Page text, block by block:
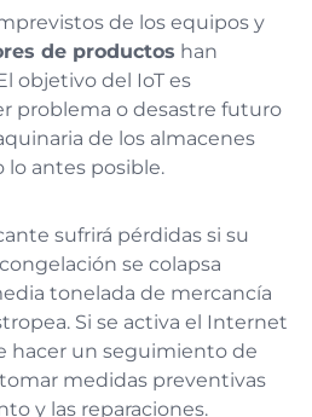
de los equipos y
de productos han
objetivo del IoT es
problema o desastre futuro
de los almacenes
lo antes posible.
sufrirá pérdidas si su
se colapsa
tonelada de mercancía
Si se activa el Internet
hacer un seguimiento de
medidas preventivas
y las reparaciones.